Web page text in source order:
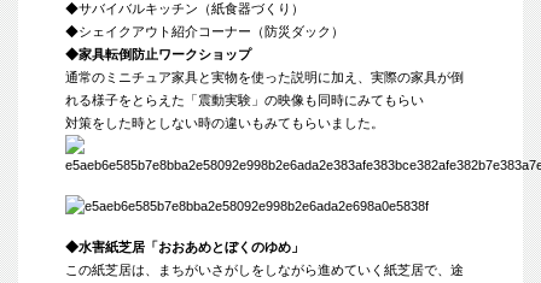
◆サバイバルキッチン（紙食器づくり）
◆シェイクアウト紹介コーナー（防災ダック）
◆家具転倒防止ワークショップ
通常のミニチュア家具と実物を使った説明に加え、実際の家具が倒
れる様子をとらえた「震動実験」の映像も同時にみてもらい
対策をした時としない時の違いもみてもらいました。
◆水害紙芝居「おおあめとぼくのゆめ」
この紙芝居は、まちがいさがしをしながら進めていく紙芝居で、途